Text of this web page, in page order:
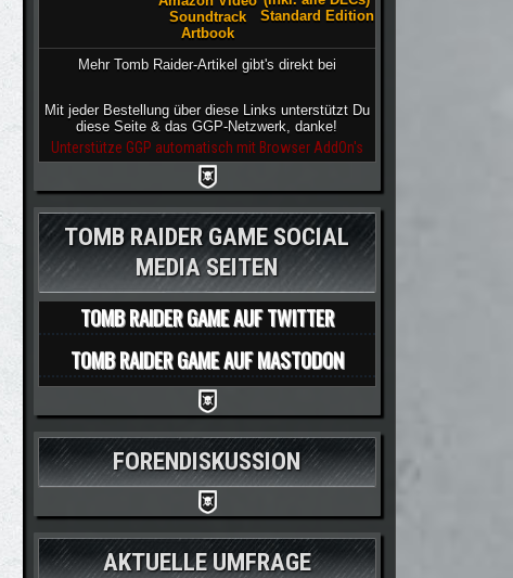
Soundtrack
Artbook
Standard Edition
Mehr Tomb Raider-Artikel gibt's direkt bei
Mit jeder Bestellung über diese Links unterstützt Du
diese Seite & das GGP-Netzwerk, danke!
Unterstütze GGP automatisch mit Browser AddOn's
TOMB RAIDER GAME SOCIAL
MEDIA SEITEN
TOMB RAIDER GAME AUF TWITTER
TOMB RAIDER GAME AUF MASTODON
FORENDISKUSSION
AKTUELLE UMFRAGE